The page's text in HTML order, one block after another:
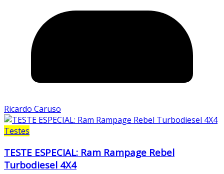
Ricardo Caruso
Testes
TESTE ESPECIAL: Ram Rampage Rebel
Turbodiesel 4X4